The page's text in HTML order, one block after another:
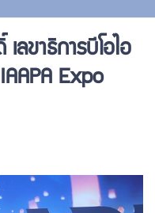
ลขาธิการบีโอไอ
IAAPA Expo